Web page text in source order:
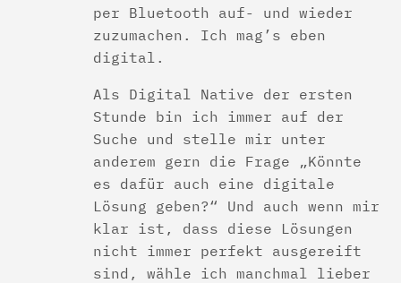
per Bluetooth auf- und wieder
zuzumachen. Ich mag’s eben
digital.
Als Digital Native der ersten
Stunde bin ich immer auf der
Suche und stelle mir unter
anderem gern die Frage „Könnte
es dafür auch eine digitale
Lösung geben?“ Und auch wenn mir
klar ist, dass diese Lösungen
nicht immer perfekt ausgereift
sind, wähle ich manchmal lieber